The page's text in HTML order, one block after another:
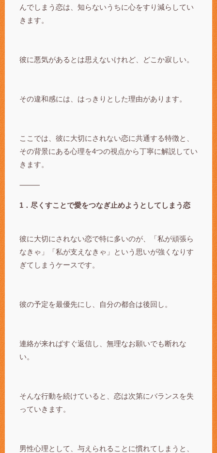
んでしまう恋は、知らないうちに心をすり減らしてい
きます。
彼に悪気があるとは思えないけれど、どこか寂しい。
その違和感には、はっきりとした理由があります。
ここでは、彼に大切にされない恋に共通する特徴と、
その背景にある心理を4つの視点から丁寧に解説してい
きます。
⸻
1．尽くすことで愛をつなぎ止めようとしてしまう恋
彼に大切にされない恋で特に多いのが、「私が頑張ら
なきゃ」「私が支えなきゃ」という思いが強くなりす
ぎてしまうケースです。
彼の予定を最優先にし、自分の都合は後回し。
連絡が来ればすぐ返信し、無理なお願いでも断れな
い。
そんな行動を続けていると、恋は次第にバランスを失
っていきます。
男性心理として、与えられることに慣れてしまうと、